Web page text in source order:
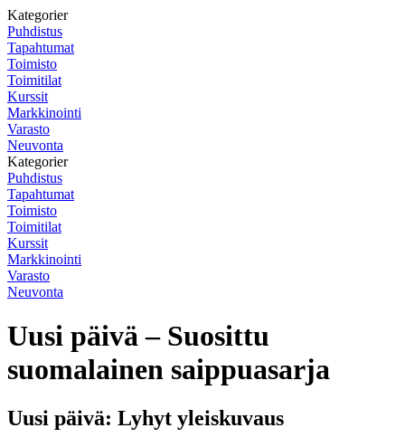
Kategorier
Puhdistus
Tapahtumat
Toimisto
Toimitilat
Kurssit
Markkinointi
Varasto
Neuvonta
Kategorier
Puhdistus
Tapahtumat
Toimisto
Toimitilat
Kurssit
Markkinointi
Varasto
Neuvonta
Uusi päivä – Suosittu
suomalainen saippuasarja
Uusi päivä: Lyhyt yleiskuvaus